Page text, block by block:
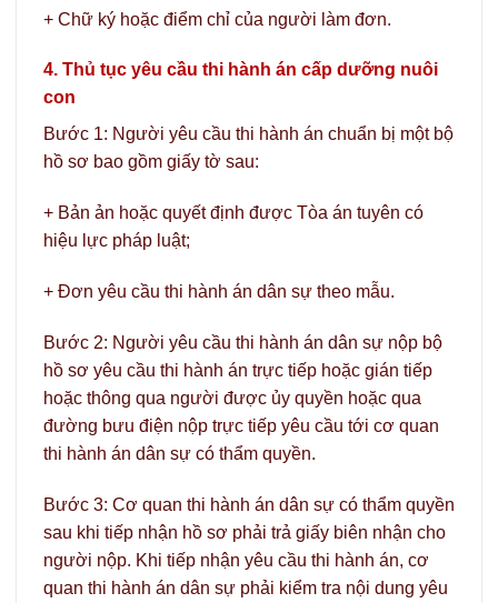
+ Chữ ký hoặc điểm chỉ của người làm đơn.
4. Thủ tục yêu cầu thi hành án cấp dưỡng nuôi
con
Bước 1: Người yêu cầu thi hành án chuẩn bị một bộ
hồ sơ bao gồm giấy tờ sau:
+ Bản ản hoặc quyết định được Tòa án tuyên có
hiệu lực pháp luật;
+ Đơn yêu cầu thi hành án dân sự theo mẫu.
Bước 2: Người yêu cầu thi hành án dân sự nộp bộ
hồ sơ yêu cầu thi hành án trực tiếp hoặc gián tiếp
hoặc thông qua người được ủy quyền hoặc qua
đường bưu điện nộp trực tiếp yêu cầu tới cơ quan
thi hành án dân sự có thẩm quyền.
Bước 3: Cơ quan thi hành án dân sự có thẩm quyền
sau khi tiếp nhận hồ sơ phải trả giấy biên nhận cho
người nộp. Khi tiếp nhận yêu cầu thi hành án, cơ
quan thi hành án dân sự phải kiểm tra nội dung yêu